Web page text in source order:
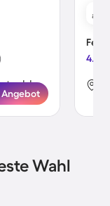
Lichterfelde, Schorfheide, Deutschland
Angebot
ab
4.3
Wahl